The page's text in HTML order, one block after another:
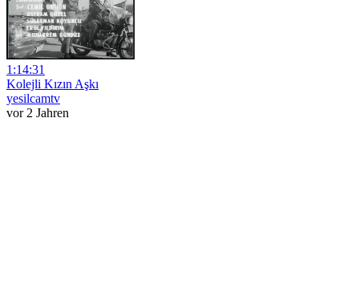
1:14:31
Kolejli Kızın Aşkı
yesilcamtv
vor 2 Jahren